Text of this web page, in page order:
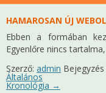
HAMAROSAN ÚJ
Ebben a formában
Egyenlőre nincs
Szerző: admin
Általános
Bejegyzés navigáció
Kronológia →